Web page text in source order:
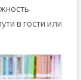
в гости или